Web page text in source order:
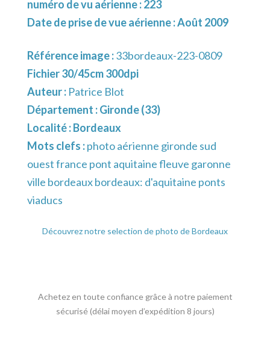
numéro de vu aérienne : 223
Date de prise de vue aérienne : Août 2009
Référence image :33bordeaux-223-0809
Fichier 30/45cm 300dpi
Auteur : Patrice Blot
Département :Gironde (33)
Localité :Bordeaux
Mots clefs :photo aérienne gironde sud
ouest france pont aquitaine fleuve garonne
ville bordeaux bordeaux: d'aquitaine ponts
viaducs
Découvrez notre selection de photo de Bordeaux
Achetez en toute confiance grâce à notre paiement
sécurisé (délai moyen d’expédition 8 jours)